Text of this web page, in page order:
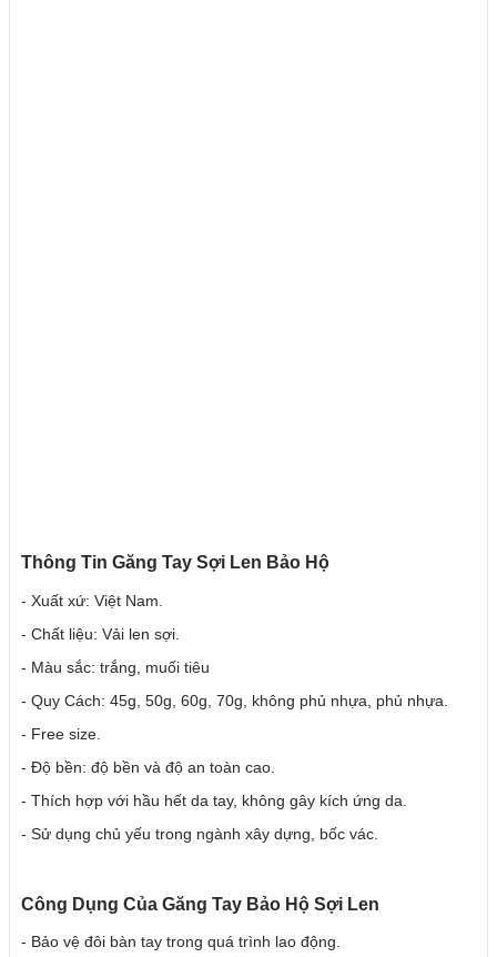
Thông Tin Găng Tay Sợi Len Bảo Hộ
- Xuất xứ: Việt Nam.
- Chất liệu: Vải len sợi.
- Màu sắc: trắng, muối tiêu
- Quy Cách: 45g, 50g, 60g, 70g, không phủ nhựa, phủ nhựa.
- Free size.
- Độ bền: độ bền và độ an toàn cao.
- Thích hợp với hầu hết da tay, không gây kích ứng da.
- Sử dụng chủ yếu trong ngành xây dựng, bốc vác.
Công Dụng Của Găng Tay Bảo Hộ Sợi Len
- Bảo vệ đôi bàn tay trong quá trình lao động.